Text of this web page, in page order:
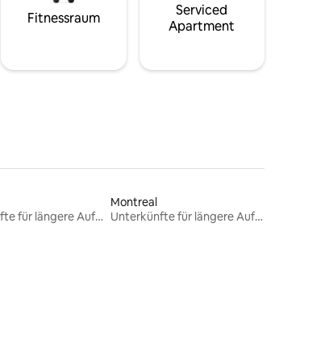
Fitnessraum
Serviced
Apartment
Unterkünfte für längere Aufenthalte
Montreal
Unterkünfte für längere Aufenthalte